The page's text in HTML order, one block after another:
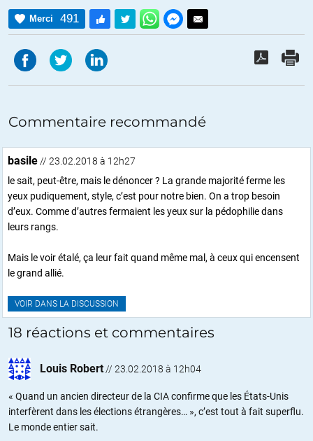
Merci 491
Commentaire recommandé
basile // 23.02.2018 à 12h27
le sait, peut-être, mais le dénoncer ? La grande majorité ferme les
yeux pudiquement, style, c’est pour notre bien. On a trop besoin
d’eux. Comme d’autres fermaient les yeux sur la pédophilie dans
leurs rangs.
Mais le voir étalé, ça leur fait quand même mal, à ceux qui encensent
le grand allié.
VOIR DANS LA DISCUSSION
18 réactions et commentaires
Louis Robert // 23.02.2018 à 12h04
« Quand un ancien directeur de la CIA confirme que les États-Unis
interfèrent dans les élections étrangères… », c’est tout à fait superflu.
Le monde entier sait.